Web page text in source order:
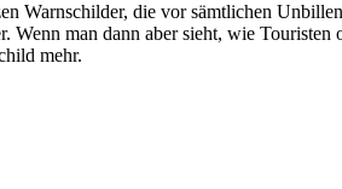
Warnschilder, die vor sämtlichen
man dann aber sieht, wie Touristen
mehr.